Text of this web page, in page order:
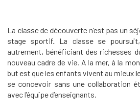
La classe de découverte n’est pas un
stage sportif. La classe se
autrement, bénéficiant des richesses
nouveau cadre de vie. A la mer, à la
but est que les enfants vivent au mieux
se concevoir sans une collaboration
avec l’équipe d’enseignants.